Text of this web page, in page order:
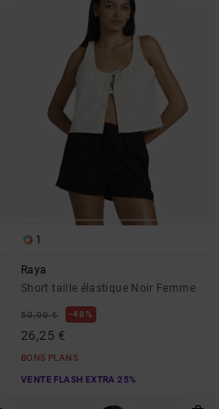
1
Raya
Short taille élastique Noir Femme
50,00 € 48%
26,25 €
BONS PLANS
VENTE FLASH EXTRA 25%